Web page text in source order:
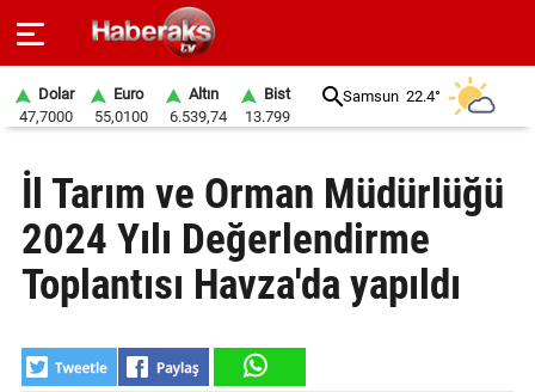
SPOR
YAŞAM
EKONOMİ
BELEDİYELER
Dolar
47,7000
Euro
55,0100
Altın
6.539,74
Bist
13.799
Samsun 22.4°
İl Tarım ve Orman Müdürlüğü
2024 Yılı Değerlendirme
Toplantısı Havza'da yapıldı